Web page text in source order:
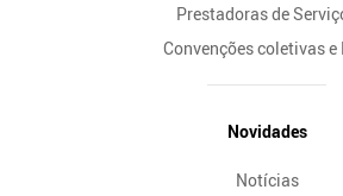
Prestadoras de
Convenções coletivas e
Novidades
Notícias